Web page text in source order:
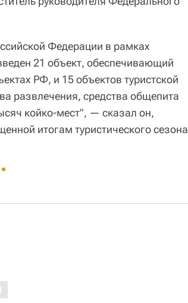
Федерации в рамках
21 объект, обеспечивающий
РФ, и 15 объектов туристской
развлечения, средства общепита
койко-мест", — сказал он,
итогам туристического сезона